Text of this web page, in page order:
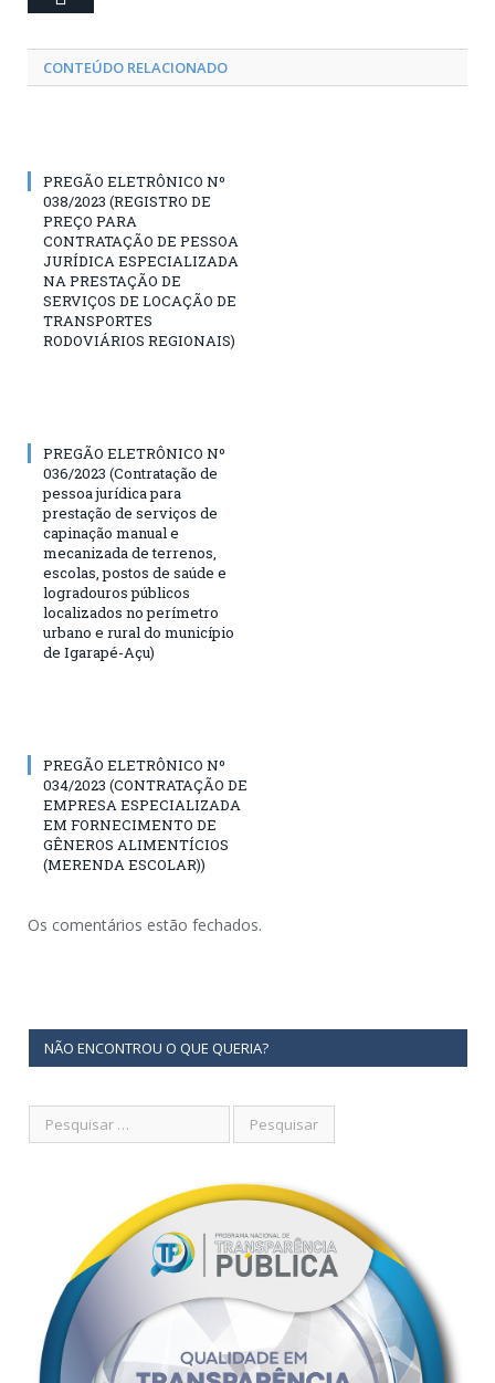
CONTEÚDO RELACIONADO
PREGÃO ELETRÔNICO Nº
038/2023 (REGISTRO DE
PREÇO PARA
CONTRATAÇÃO DE PESSOA
JURÍDICA ESPECIALIZADA
NA PRESTAÇÃO DE
SERVIÇOS DE LOCAÇÃO DE
TRANSPORTES
RODOVIÁRIOS REGIONAIS)
PREGÃO ELETRÔNICO Nº
036/2023 (Contratação de
pessoa jurídica para
prestação de serviços de
capinação manual e
mecanizada de terrenos,
escolas, postos de saúde e
logradouros públicos
localizados no perímetro
urbano e rural do município
de Igarapé-Açu)
PREGÃO ELETRÔNICO Nº
034/2023 (CONTRATAÇÃO DE
EMPRESA ESPECIALIZADA
EM FORNECIMENTO DE
GÊNEROS ALIMENTÍCIOS
(MERENDA ESCOLAR))
Os comentários estão fechados.
NÃO ENCONTROU O QUE QUERIA?